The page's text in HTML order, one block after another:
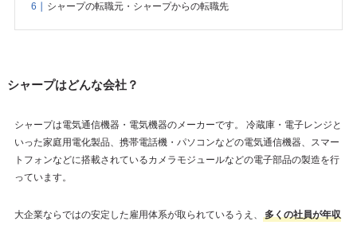
シャープの転職元・シャープからの転職先
シャープはどんな会社？
シャープは電気通信機器・電気機器のメーカーです。 冷蔵庫・電子レンジと
いった家庭用電化製品、携帯電話機・パソコンなどの電気通信機器、スマー
トフォンなどに搭載されているカメラモジュールなどの電子部品の製造を行
っています。
大企業ならではの安定した雇用体系が取られているうえ、
多くの社員が年収